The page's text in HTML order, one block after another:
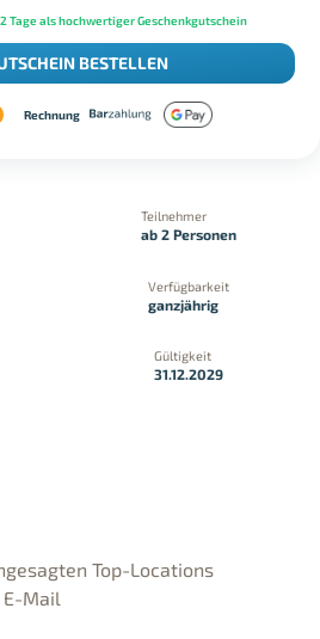
Tage als hochwertiger Geschenkgutschein
BESTELLEN
Rechnung
Teilnehmer
ab 2 Personen
Verfügbarkeit
ganzjährig
Gültigkeit
31.12.2029
Top-Locations
Mail